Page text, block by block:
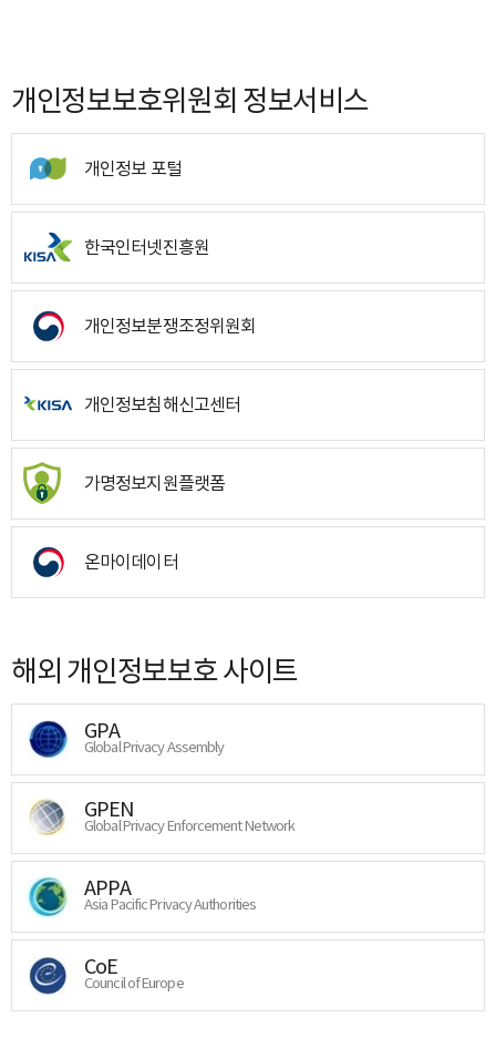
개인정보보호위원회 정보서비스
개인정보 포털
한국인터넷진흥원
개인정보분쟁조정위원회
개인정보침해신고센터
가명정보지원플랫폼
온마이데이터
해외 개인정보보호 사이트
GPA
Global Privacy Assembly
GPEN
Global Privacy Enforcement Network
APPA
Asia Pacific Privacy Authorities
CoE
Council of Europe